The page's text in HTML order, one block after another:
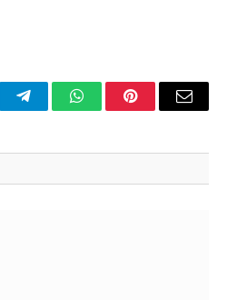
TelegramWhatsAppPinterestEmail